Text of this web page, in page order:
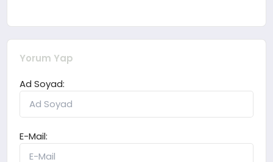
Yorum Yap
Ad Soyad:
E-Mail: